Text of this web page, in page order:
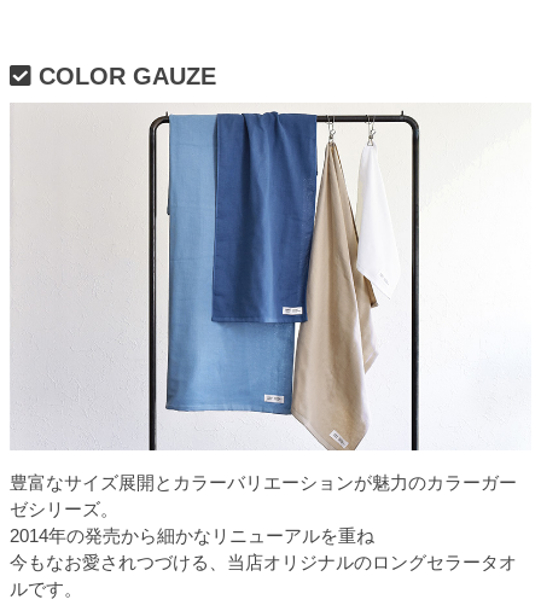
COLOR GAUZE
豊富なサイズ展開とカラーバリエーションが魅力のカラーガー
ゼシリーズ。
2014年の発売から細かなリニューアルを重ね
今もなお愛されつづける、当店オリジナルのロングセラータオ
ルです。